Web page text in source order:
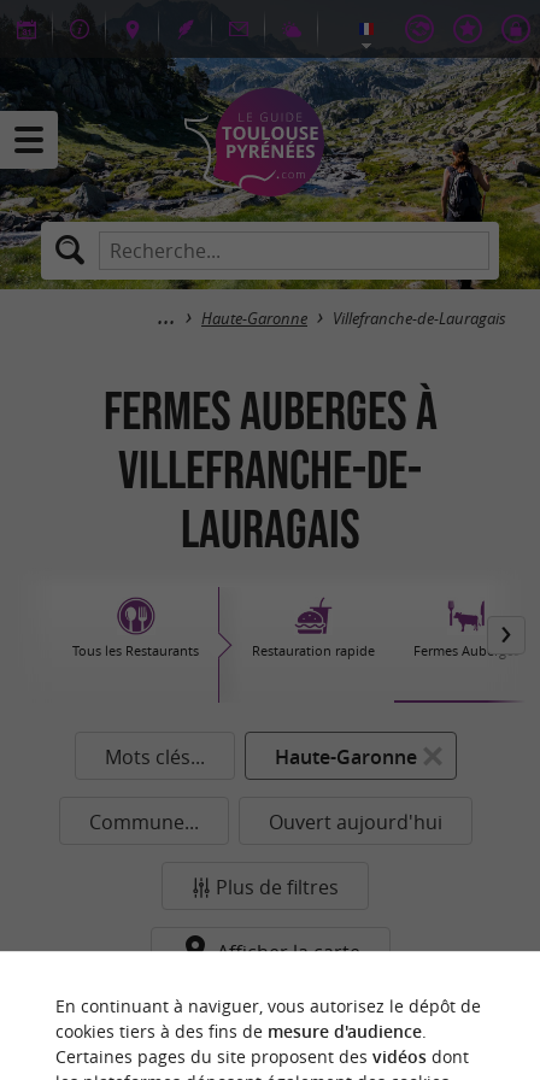
Haute-Garonne Villefranche-de-Lauragais
Fermes Auberges à
Villefranche-de-
Lauragais
Tous les Restaurants Restauration rapide Fermes Auberges
Mots clés... Haute-Garonne
Commune... Ouvert aujourd'hui
Plus de filtres
Afficher la carte
Aucun résultat dans cette catégorie pour cette
commune pour le moment...
En continuant à naviguer, vous autorisez le dépôt de
cookies tiers à des fins de mesure d'audience.
Certaines pages du site proposent des vidéosdont